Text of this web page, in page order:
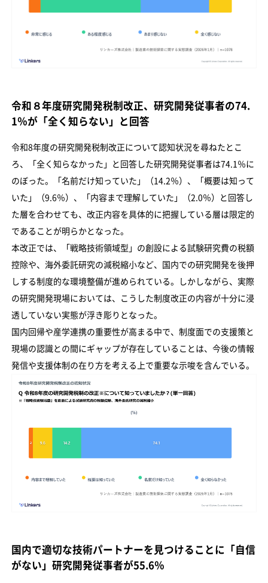
令和８年度研究開発税制改正、研究開発従事者の74.
1％が「全く知らない」と回答
令和8年度の研究開発税制改正について認知状況を尋ねたとこ
ろ、「全く知らなかった」と回答した研究開発従事者は74.1％に
のぼった。「名前だけ知っていた」（14.2％）、「概要は知って
いた」（9.6％）、「内容まで理解していた」（2.0％）と回答し
た層を合わせても、改正内容を具体的に把握している層は限定的
であることが明らかとなった。
本改正では、「戦略技術領域型」の創設による試験研究費の税額
控除や、海外委託研究の減税縮小など、国内での研究開発を後押
しする制度的な環境整備が進められている。しかしながら、実際
の研究開発現場においては、こうした制度改正の内容が十分に浸
透していない実態が浮き彫りとなった。
国内回帰や産学連携の重要性が高まる中で、制度面での支援策と
現場の認識との間にギャップが存在していることは、今後の情報
発信や支援体制の在り方を考える上で重要な示唆を含んでいる。
国内で適切な技術パートナーを見つけることに「自信
がない」研究開発従事者が55.6％